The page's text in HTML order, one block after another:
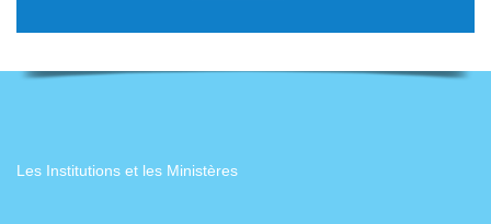
Les Institutions et les Ministères